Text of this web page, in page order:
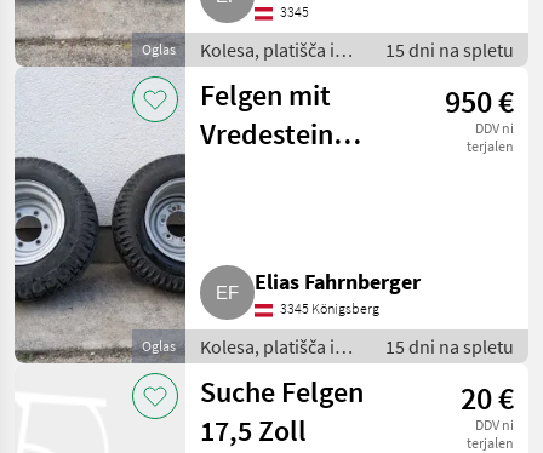
Oglas
3345
Kolesa, platišča in
pnevmatike /
Pnevmatika za
priklopnik
15 dni na spletu
Oglas
Felgen mit
Vredestein
950 €
DDV ni
terjalen
Elias Fahrnberger
3345 Königsberg
Kolesa, platišča in
pnevmatike /
Pnevmatika za
priklopnik
15 dni na spletu
Suche Felgen
17,5 Zoll
20 €
DDV ni
terjalen